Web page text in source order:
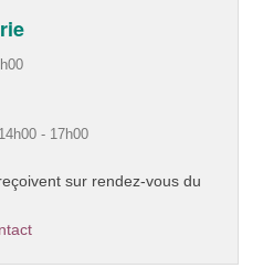
- 17h00
sur rendez-vous du